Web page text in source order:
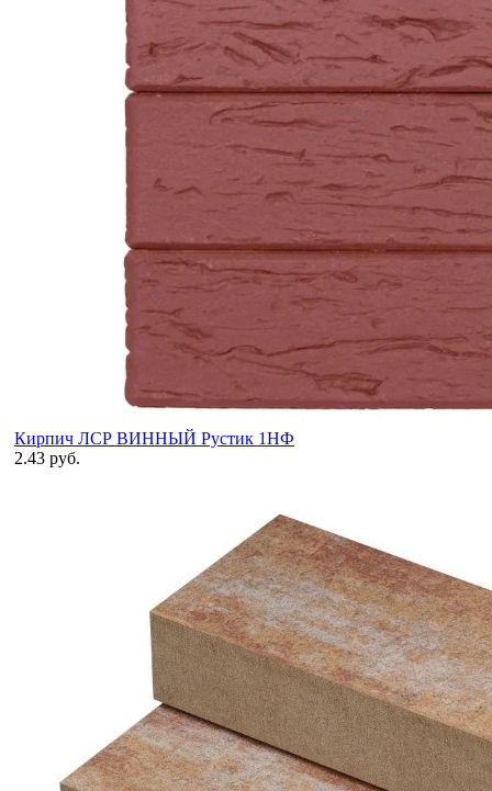
Кирпич ЛСР ВИННЫЙ Рустик 1НФ
2.43 руб.